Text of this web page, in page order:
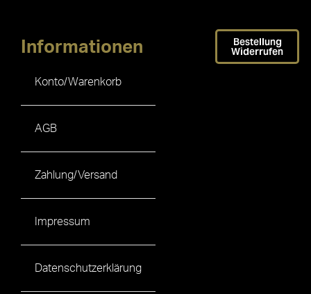
Informationen
Konto/Warenkorb
AGB
Zahlung/Versand
Impressum
Datenschutzerklärung
Bestellung
Widerrufen